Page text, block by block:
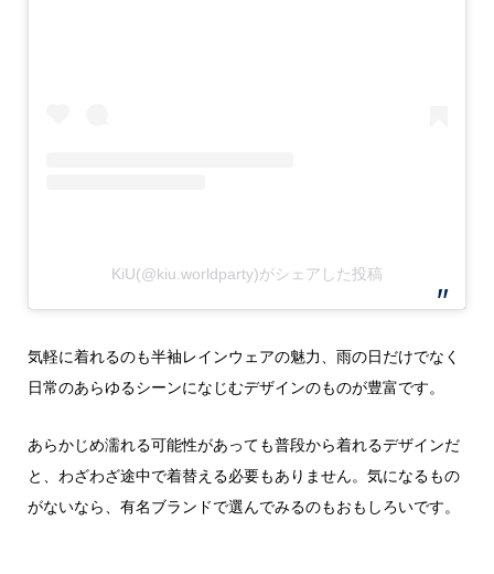
KiU(@kiu.worldparty)がシェアした投稿
気軽に着れるのも半袖レインウェアの魅力、雨の日だけでなく
日常のあらゆるシーンになじむデザインのものが豊富です。
あらかじめ濡れる可能性があっても普段から着れるデザインだ
と、わざわざ途中で着替える必要もありません。気になるもの
がないなら、有名ブランドで選んでみるのもおもしろいです。